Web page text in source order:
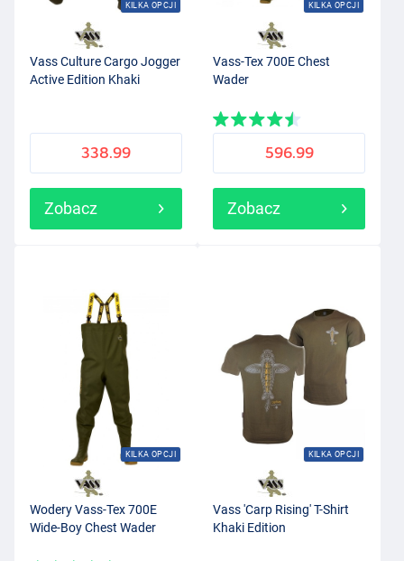
KILKA OPCJI
Vass Culture Cargo Jogger
Active Edition Khaki
338.99
Zobacz
KILKA OPCJI
Vass-Tex 700E Chest
Wader
596.99
Zobacz
KILKA OPCJI
Wodery Vass-Tex 700E
Wide-Boy Chest Wader
KILKA OPCJI
Vass 'Carp Rising' T-Shirt
Khaki Edition